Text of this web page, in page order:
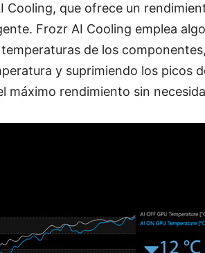
Cooling, que ofrece un
Frozr AI Cooling emplea
de los
y suprimiendo los picos
máximo rendimiento sin